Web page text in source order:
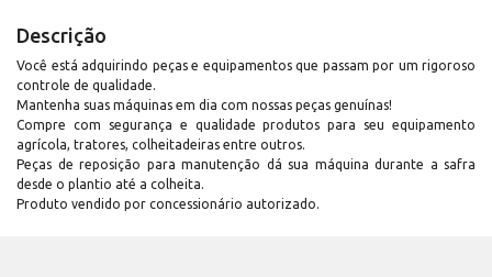
Descrição
Você está adquirindo peças e equipamentos que passam por um rigoroso
controle de qualidade.
Mantenha suas máquinas em dia com nossas peças genuínas!
Compre com segurança e qualidade produtos para seu equipamento
agrícola, tratores, colheitadeiras entre outros.
Peças de reposição para manutenção dá sua máquina durante a safra
desde o plantio até a colheita.
Produto vendido por concessionário autorizado.